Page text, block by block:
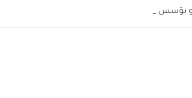
دولار ويشعل جدل الإنفاق